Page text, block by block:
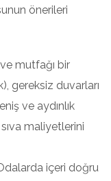
önerileri
mutfağı bir
gereksiz duvarları
ve aydınlık
maliyetlerini
içeri doğru